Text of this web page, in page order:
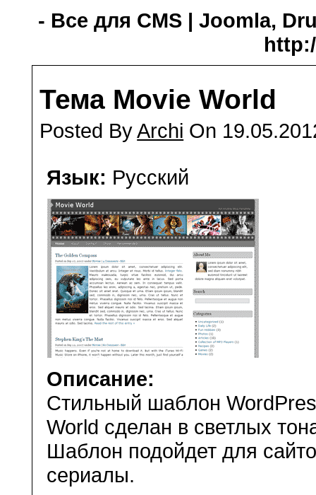
- Все для CMS | Joomla,
Тема Movie World
Posted ByArchi On
Язык: Русский
Описание:
Стильный шаблон
World сделан в светлых
Шаблон подойдет для
сериалы.